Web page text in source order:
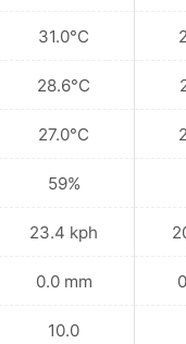
31.0°C
28.6°C
27.0°C
59%
23.4 kph
0.0 mm
10.0